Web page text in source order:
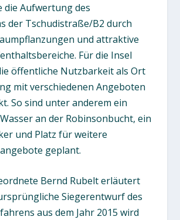
die Aufwertung des
der Tschudistraße/B2 durch
und attraktive
Für die Insel
öffentliche Nutzbarkeit als Ort
mit verschiedenen Angeboten
So sind unter anderem ein
an der Robinsonbucht, ein
und Platz für weitere
geplant.
Bernd Rubelt erläutert
Siegerentwurf des
aus dem Jahr 2015 wird